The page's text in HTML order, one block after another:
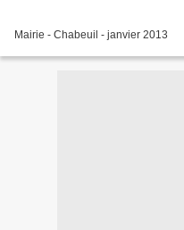
Mairie - Chabeuil - janvier 2013